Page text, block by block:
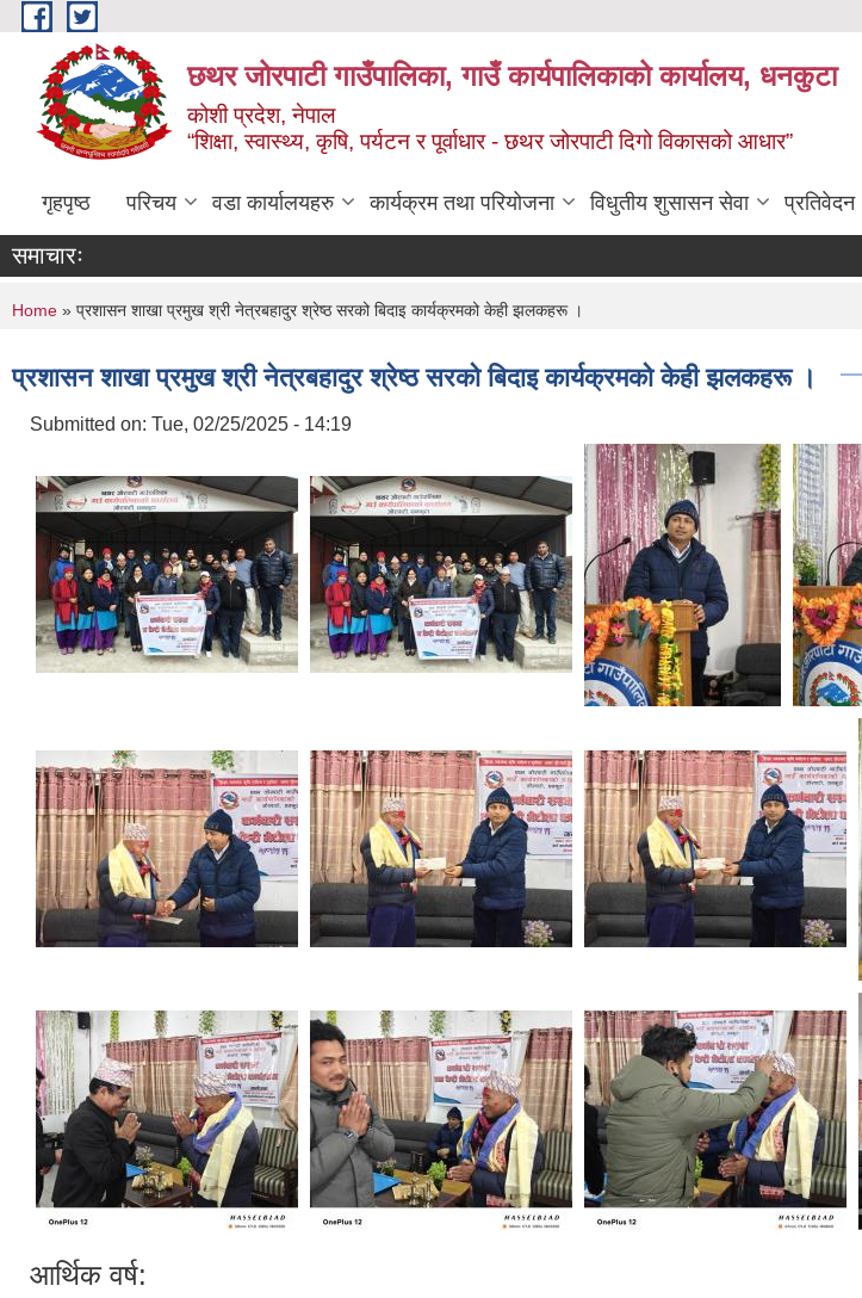
Skip to main content
छथर जोरपाटी गाउँपालिका, गाउँ कार्यपालिकाको कार्यालय, धनकुटा
कोशी प्रदेश, नेपाल
“शिक्षा, स्वास्थ्य, कृषि, पर्यटन र पूर्वाधार - छथर जोरपाटी दिगो विकासको आधार”
गृहपृष्ठ परिचय वडा कार्यालयहरु कार्यक्रम तथा परियोजना विधुतीय शुसासन सेवा प्रतिवेदन
समाचारः
You are here
Home » प्रशासन शाखा प्रमुख श्री नेत्रबहादुर श्रेष्ठ सरको बिदाइ कार्यक्रमको केही झलकहरू ।
प्रशासन शाखा प्रमुख श्री नेत्रबहादुर श्रेष्ठ सरको बिदाइ कार्यक्रमको केही झलकहरू ।
Submitted on: Tue, 02/25/2025 - 14:19
आर्थिक वर्ष: